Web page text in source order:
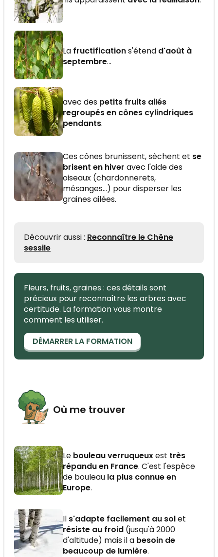
La fructifications'étend d'août à
septembre...
avec des petits fruits ailés
regroupés en cônes cylindriques
pendants.
Ces cônes brunissent, sèchent et se
brisent en hiver avec l'aide des
oiseaux (chardonnerets,
mésanges...) pour disperser les
graines ailées.
Découvrir aussi : Reconnaître le Chêne
sessile
Fleurs, fruits, graines : ces détails sont
précieux pour reconnaître les arbres avec
certitude. La formation vous montre
comment les utiliser.
DÉMARRER LA FORMATION
Où me trouver
Le bouleau verruqueuxest très
répandu en France. C'est l'espèce
de bouleau la plus connue en
Europe.
Il s'adapte facilement au solet
résiste au froid (jusqu'à 2000
d'altitude) mais il a besoin de
beaucoup de lumière.